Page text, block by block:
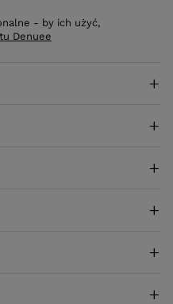
- by ich użyć,
Denuee